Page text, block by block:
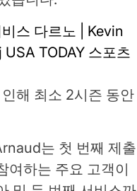
해 최소 2시즌 동안
는 첫 번째 제출
여하는 주요 고객이